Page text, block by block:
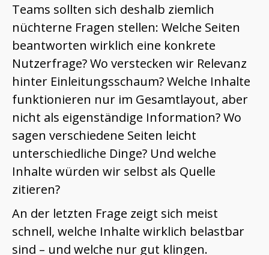
Teams sollten sich deshalb ziemlich
nüchterne Fragen stellen: Welche Seiten
beantworten wirklich eine konkrete
Nutzerfrage? Wo verstecken wir Relevanz
hinter Einleitungsschaum? Welche Inhalte
funktionieren nur im Gesamtlayout, aber
nicht als eigenständige Information? Wo
sagen verschiedene Seiten leicht
unterschiedliche Dinge? Und welche
Inhalte würden wir selbst als Quelle
zitieren?
An der letzten Frage zeigt sich meist
schnell, welche Inhalte wirklich belastbar
sind – und welche nur gut klingen.